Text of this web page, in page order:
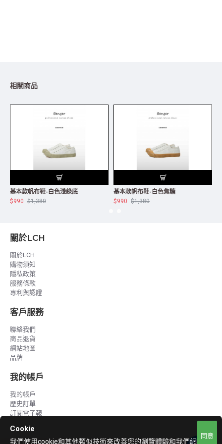
相關商品
基本款帆布鞋-白色淺綠底
$990 $1,380
基本款帆布鞋-白色焦糖
$990 $1,380
關於LCH
關於LCH
購物須知
隱私政策
服務條款
專利與認證
客戶服務
聯絡我們
商品退貨
網站地圖
品牌
我的帳戶
我的帳戶
歷史訂單
訂閱電子報
同意
Cookie
我們使用cookie和其他類似技術來改善您的瀏覽體驗和我們網